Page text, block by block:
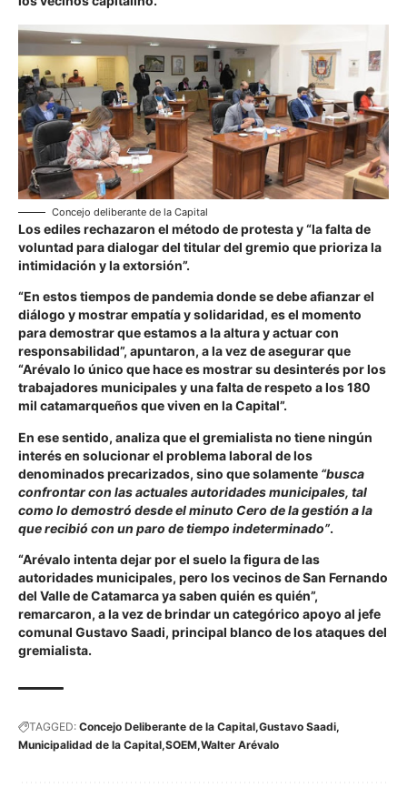
Concejo deliberante de la Capital
Los ediles rechazaron el método de protesta y“la falta de
voluntad para dialogar del titular del gremio que prioriza la
intimidación y la extorsión”.
“En estos tiempos de pandemia donde se debe afianzar el
diálogo y mostrar empatía y solidaridad, es el momento
para demostrar que estamos a la altura y actuar con
responsabilidad”, apuntaron, a la vez de asegurar que
“Arévalo lo único que hace es mostrar su desinterés por los
trabajadores municipales y una falta de respeto a los 180
mil catamarqueños que viven en la Capital”.
En ese sentido, analiza que el gremialista no tiene ningún
interés en solucionar el problema laboral de los
denominados precarizados, sino que solamente “busca
confrontar con las actuales autoridades municipales, tal
como lo demostró desde el minuto Cero de la gestión a la
que recibió con un paro de tiempo indeterminado”.
“Arévalo intenta dejar por el suelo la figura de las
autoridades municipales, pero los vecinos de San Fernando
del Valle de Catamarca ya saben quién es quién”,
remarcaron, a la vez de brindar un categórico apoyo al jefe
comunal Gustavo Saadi, principal blanco de los ataques del
gremialista.
TAGGED: Concejo Deliberante de la Capital Gustavo Saadi
Municipalidad de la Capital SOEM Walter Arévalo